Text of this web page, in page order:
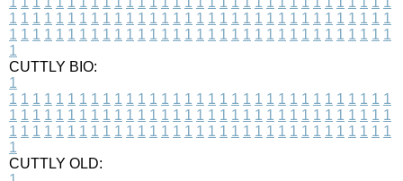
1 1 1 1 1 1 1 1 1 1 1 1 1 1 1 1 1 1 1 1 1 1 1 1 1 1 1 1 1 1 1 1 1
1 1 1 1 1 1 1 1 1 1 1 1 1 1 1 1 1 1 1 1 1 1 1 1 1 1 1 1 1 1 1 1 1
1
CUTTLY BIO:
1
1 1 1 1 1 1 1 1 1 1 1 1 1 1 1 1 1 1 1 1 1 1 1 1 1 1 1 1 1 1 1 1 1
1 1 1 1 1 1 1 1 1 1 1 1 1 1 1 1 1 1 1 1 1 1 1 1 1 1 1 1 1 1 1 1 1
1 1 1 1 1 1 1 1 1 1 1 1 1 1 1 1 1 1 1 1 1 1 1 1 1 1 1 1 1 1 1 1 1
1
CUTTLY OLD: